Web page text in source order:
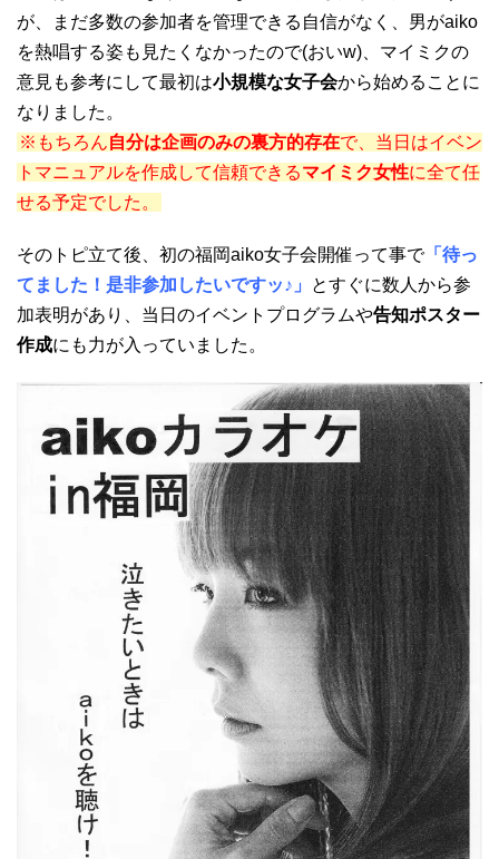
が、まだ多数の参加者を管理できる自信がなく、男がaiko
を熱唱する姿も見たくなかったので(おいw)、マイミクの
意見も参考にして最初は小規模な女子会から始めることに
なりました。
※もちろん自分は企画のみの裏方的存在で、当日はイベン
トマニュアルを作成して信頼できるマイミク女性に全て任
せる予定でした。
そのトピ立て後、初の福岡aiko女子会開催って事で「待っ
てました！是非参加したいですッ♪」
とすぐに数人から参
加表明があり、当日のイベントプログラムや告知ポスター
作成にも力が入っていました。